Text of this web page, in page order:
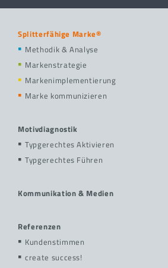
Splitterfähige Marke®
Methodik & Analyse
Markenstrategie
Markenimplementierung
Marke kommunizieren
Motivdiagnostik
Typgerechtes Aktivieren
Typgerechtes Führen
Kommunikation & Medien
Referenzen
Kundenstimmen
create success!